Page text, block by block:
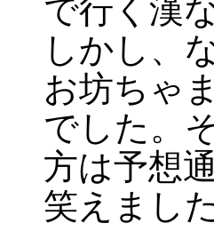
で行く漢
しかし、
お坊ちゃ
でした。
方は予想
笑えまし